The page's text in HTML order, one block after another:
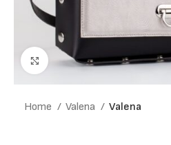
Click to enlarge
Home Valena Valena